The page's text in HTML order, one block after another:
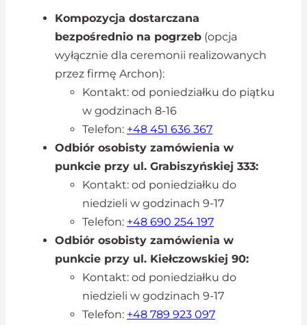
Kompozycja dostarczana
bezpośrednio na pogrzeb (opcja
wyłącznie dla ceremonii realizowanych
przez firmę Archon):
Kontakt: od poniedziałku do piątku
w godzinach 8-16
Telefon: +48 451 636 367
Odbiór osobisty zamówienia w
punkcie przy ul. Grabiszyńskiej 333:
Kontakt: od poniedziałku do
niedzieli w godzinach 9-17
Telefon: +48 690 254 197
Odbiór osobisty zamówienia w
punkcie przy ul. Kiełczowskiej 90:
Kontakt: od poniedziałku do
niedzieli w godzinach 9-17
Telefon: +48 789 923 097